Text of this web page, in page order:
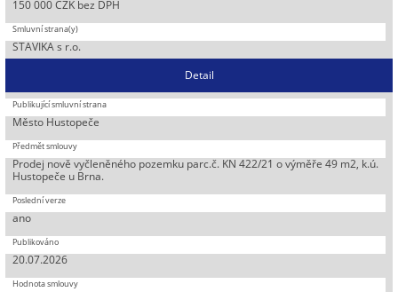
150 000 CZK bez DPH
STAVIKA s r.o.
Detail
Město Hustopeče
Prodej nově vyčleněného pozemku parc.č. KN 422/21 o výměře 49 m2, k.ú.
Hustopeče u Brna.
ano
20.07.2026